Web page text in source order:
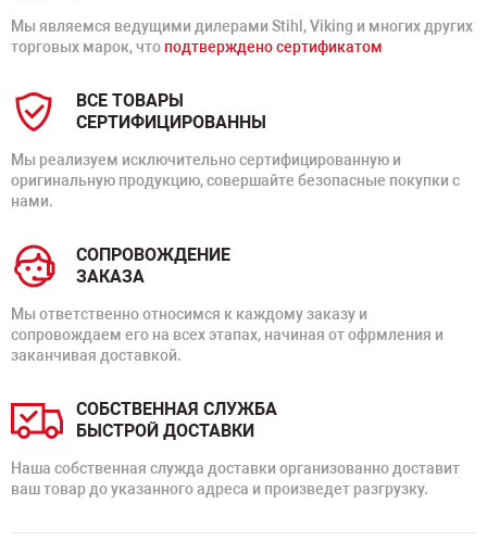
Мы являемся ведущими дилерами Stihl, Viking и многих других
торговых марок, что подтверждено сертификатом
ВСЕ ТОВАРЫ
СЕРТИФИЦИРОВАННЫ
Мы реализуем исключительно сертифицированную и
оригинальную продукцию, совершайте безопасные покупки с
нами.
СОПРОВОЖДЕНИЕ
ЗАКАЗА
Мы ответственно относимся к каждому заказу и
сопровождаем его на всех этапах, начиная от офрмления и
заканчивая доставкой.
СОБСТВЕННАЯ СЛУЖБА
БЫСТРОЙ ДОСТАВКИ
Наша собственная служда доставки организованно доставит
ваш товар до указанного адреса и произведет разгрузку.